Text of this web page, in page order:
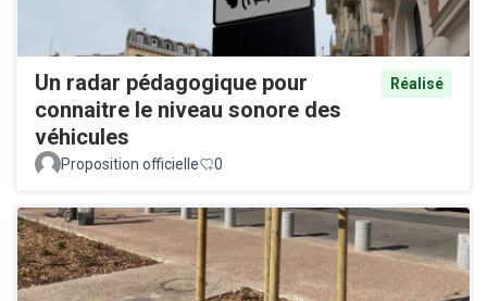
Un radar pédagogique pour
connaitre le niveau sonore des
véhicules
Réalisé
Proposition officielle 0